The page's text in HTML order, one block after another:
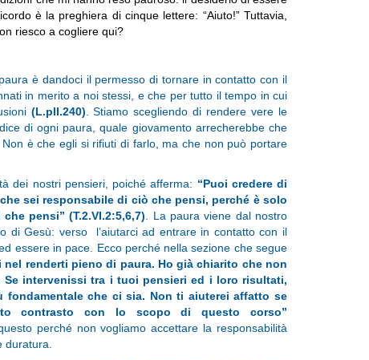
è la preghiera di cinque lettere: “Aiuto!” Tuttavia,
riesco a cogliere qui?
è dandoci il permesso di tornare in contatto con il
in merito a noi stessi, e che per tutto il tempo in cui
(L.pII.240) . Stiamo scegliendo di rendere vere le
di ogni paura, quale giovamento arrecherebbe che
Non è che egli si rifiuti di farlo, ma che non può portare
dei nostri pensieri, poiché afferma: “Puoi credere di
sei responsabile di ciò che pensi, perché è solo
pensi” (T.2.VI.2:5,6,7) . La paura viene dal nostro
di Gesù: verso
l’aiutarci ad entrare in contatto con il
essere in pace. Ecco perché nella sezione che segue
renderti pieno di paura. Ho già chiarito che non
intervenissi tra i tuoi pensieri ed i loro risultati,
che ci sia. Non ti aiuterei affatto se
contrasto con lo scopo di questo corso”
perché non vogliamo accettare la responsabilità